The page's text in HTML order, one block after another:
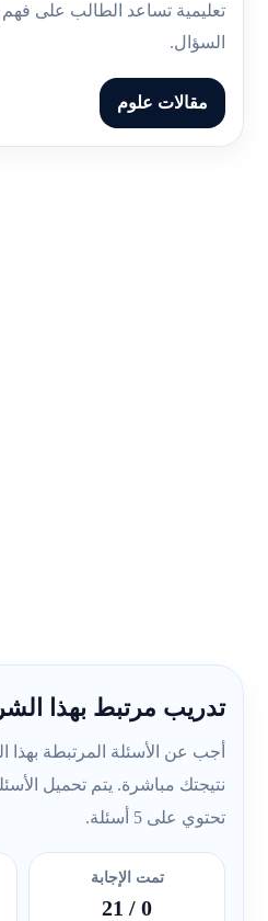
تعليمية تساعد الطالب على فهم
السؤال.
مقالات علوم
تدريب مرتبط بهذا
أجب عن الأسئلة المرتبطة
نتيجتك مباشرة. يتم تحميل
تحتوي على 5 أسئلة.
تمت الإجابة
0
/ 21